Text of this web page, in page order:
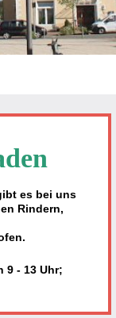
es bei uns
Rindern,
9 - 13 Uhr;